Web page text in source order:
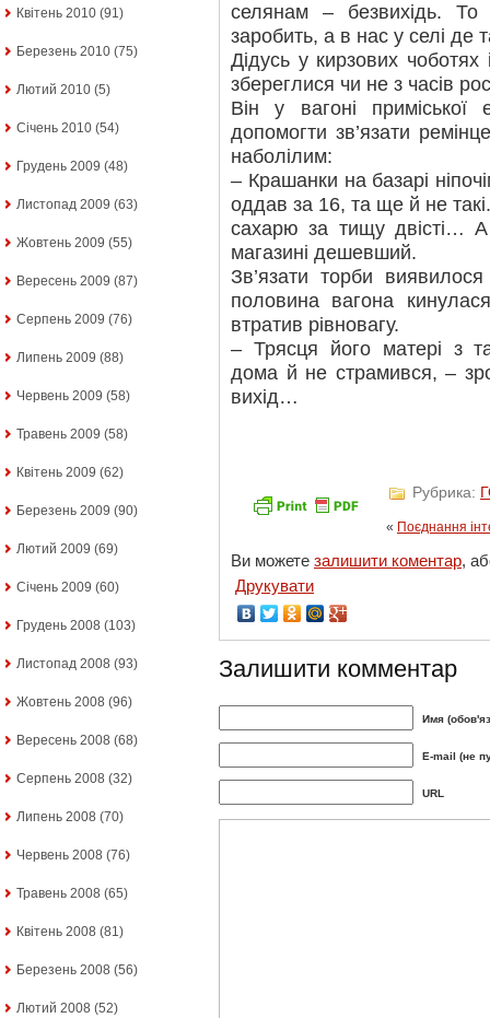
Квітень 2010 (91)
Березень 2010 (75)
Лютий 2010 (5)
Січень 2010 (54)
Грудень 2009 (48)
Листопад 2009 (63)
Жовтень 2009 (55)
Вересень 2009 (87)
Серпень 2009 (76)
Липень 2009 (88)
Червень 2009 (58)
Травень 2009 (58)
Квітень 2009 (62)
Березень 2009 (90)
Лютий 2009 (69)
Січень 2009 (60)
Грудень 2008 (103)
Листопад 2008 (93)
Жовтень 2008 (96)
Вересень 2008 (68)
Серпень 2008 (32)
Липень 2008 (70)
Червень 2008 (76)
Травень 2008 (65)
Квітень 2008 (81)
Березень 2008 (56)
Лютий 2008 (52)
селянам – безвихідь. То
заробить, а в нас у селі де
Дідусь у кирзових
збереглися чи не з часів
Він у вагоні приміської
допомогти зв’язати
наболілим:
– Крашанки на базарі
оддав за 16, та ще й не
сахарю за тищу двісті…
магазині дешевший.
Зв’язати торби
половина вагона
втратив рівновагу.
– Трясця його матері з
дома й не страмився, –
вихід…
Рубрика:
« Поєднання
Ви можете залишити коментар,
Друкувати
Залишити комментар
Имя
E-mail (не
URL